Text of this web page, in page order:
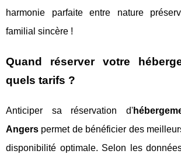
harmonie parfaite entre nature
familial sincère !
Quand réserver votre
quels tarifs ?
Anticiper sa réservation d'
Angers permet de bénéficier des
disponibilité optimale. Selon les